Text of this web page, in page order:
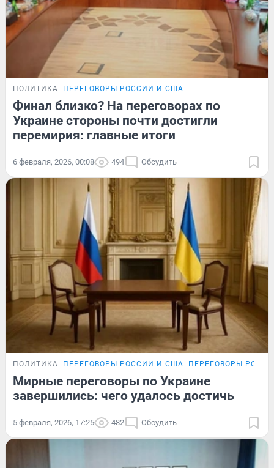
ПОЛИТИКА ПЕРЕГОВОРЫ РОССИИ И США
Финал близко? На переговорах по
Украине стороны почти достигли
перемирия: главные итоги
6 февраля, 2026, 00:08 494 Обсудить
ПОЛИТИКА ПЕРЕГОВОРЫ РОССИИ И США ПЕРЕГОВОРЫ
Мирные переговоры по Украине
завершились: чего удалось достичь
5 февраля, 2026, 17:25 482 Обсудить